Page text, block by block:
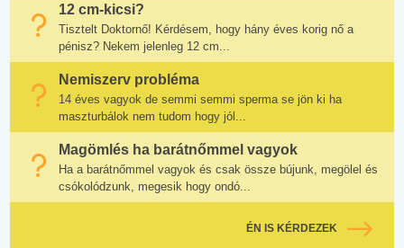
12 cm-kicsi?
Tisztelt Doktornő! Kérdésem, hogy hány éves korig nő a
pénisz? Nekem jelenleg 12 cm...
Nemiszerv probléma
14 éves vagyok de semmi semmi sperma se jön ki ha
maszturbálok nem tudom hogy jól...
Magömlés ha barátnőmmel vagyok
Ha a barátnőmmel vagyok és csak össze bújunk, megölel és
csókolódzunk, megesik hogy ondó...
ÉN IS KÉRDEZEK